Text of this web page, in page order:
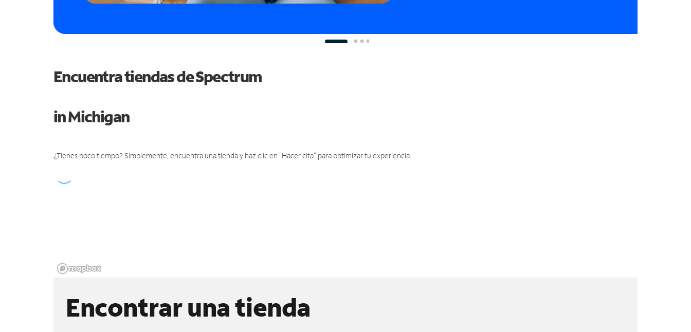
Encuentra tiendas de Spectrum
in Michigan
¿Tienes poco tiempo? Simplemente, encuentra una tienda y haz clic en "Hacer cita" para optimizar tu experiencia.
Encontrar una tienda